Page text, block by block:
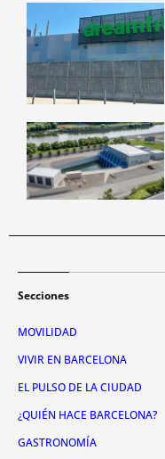
Secciones
MOVILIDAD
VIVIR EN BARCELONA
EL PULSO DE LA CIUDAD
¿QUIÉN HACE BARCELONA?
GASTRONOMÍA